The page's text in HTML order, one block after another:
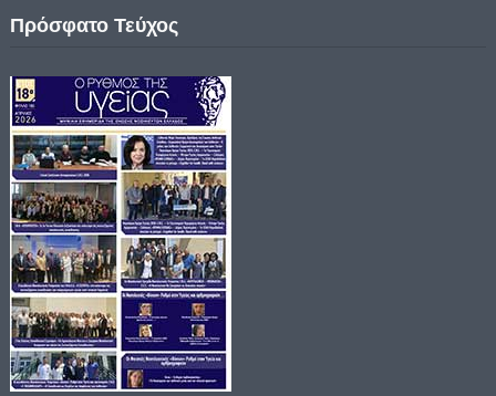
Πρόσφατο Τεύχος